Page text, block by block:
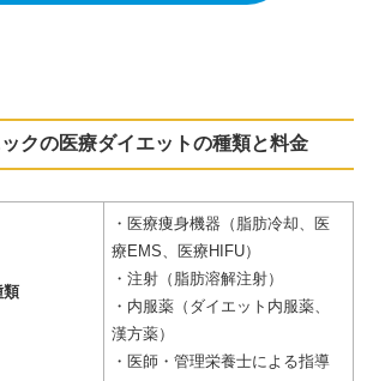
クの医療ダイエットの種類と料金
類
・医療痩身機器（脂肪冷却、医
療EMS、医療HIFU）
・注射（脂肪溶解注射）
・内服薬（ダイエット内服薬、
漢方薬）
・医師・管理栄養士による指導